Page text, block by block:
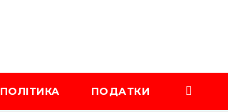
ПОЛІТИКА ПОДАТКИ